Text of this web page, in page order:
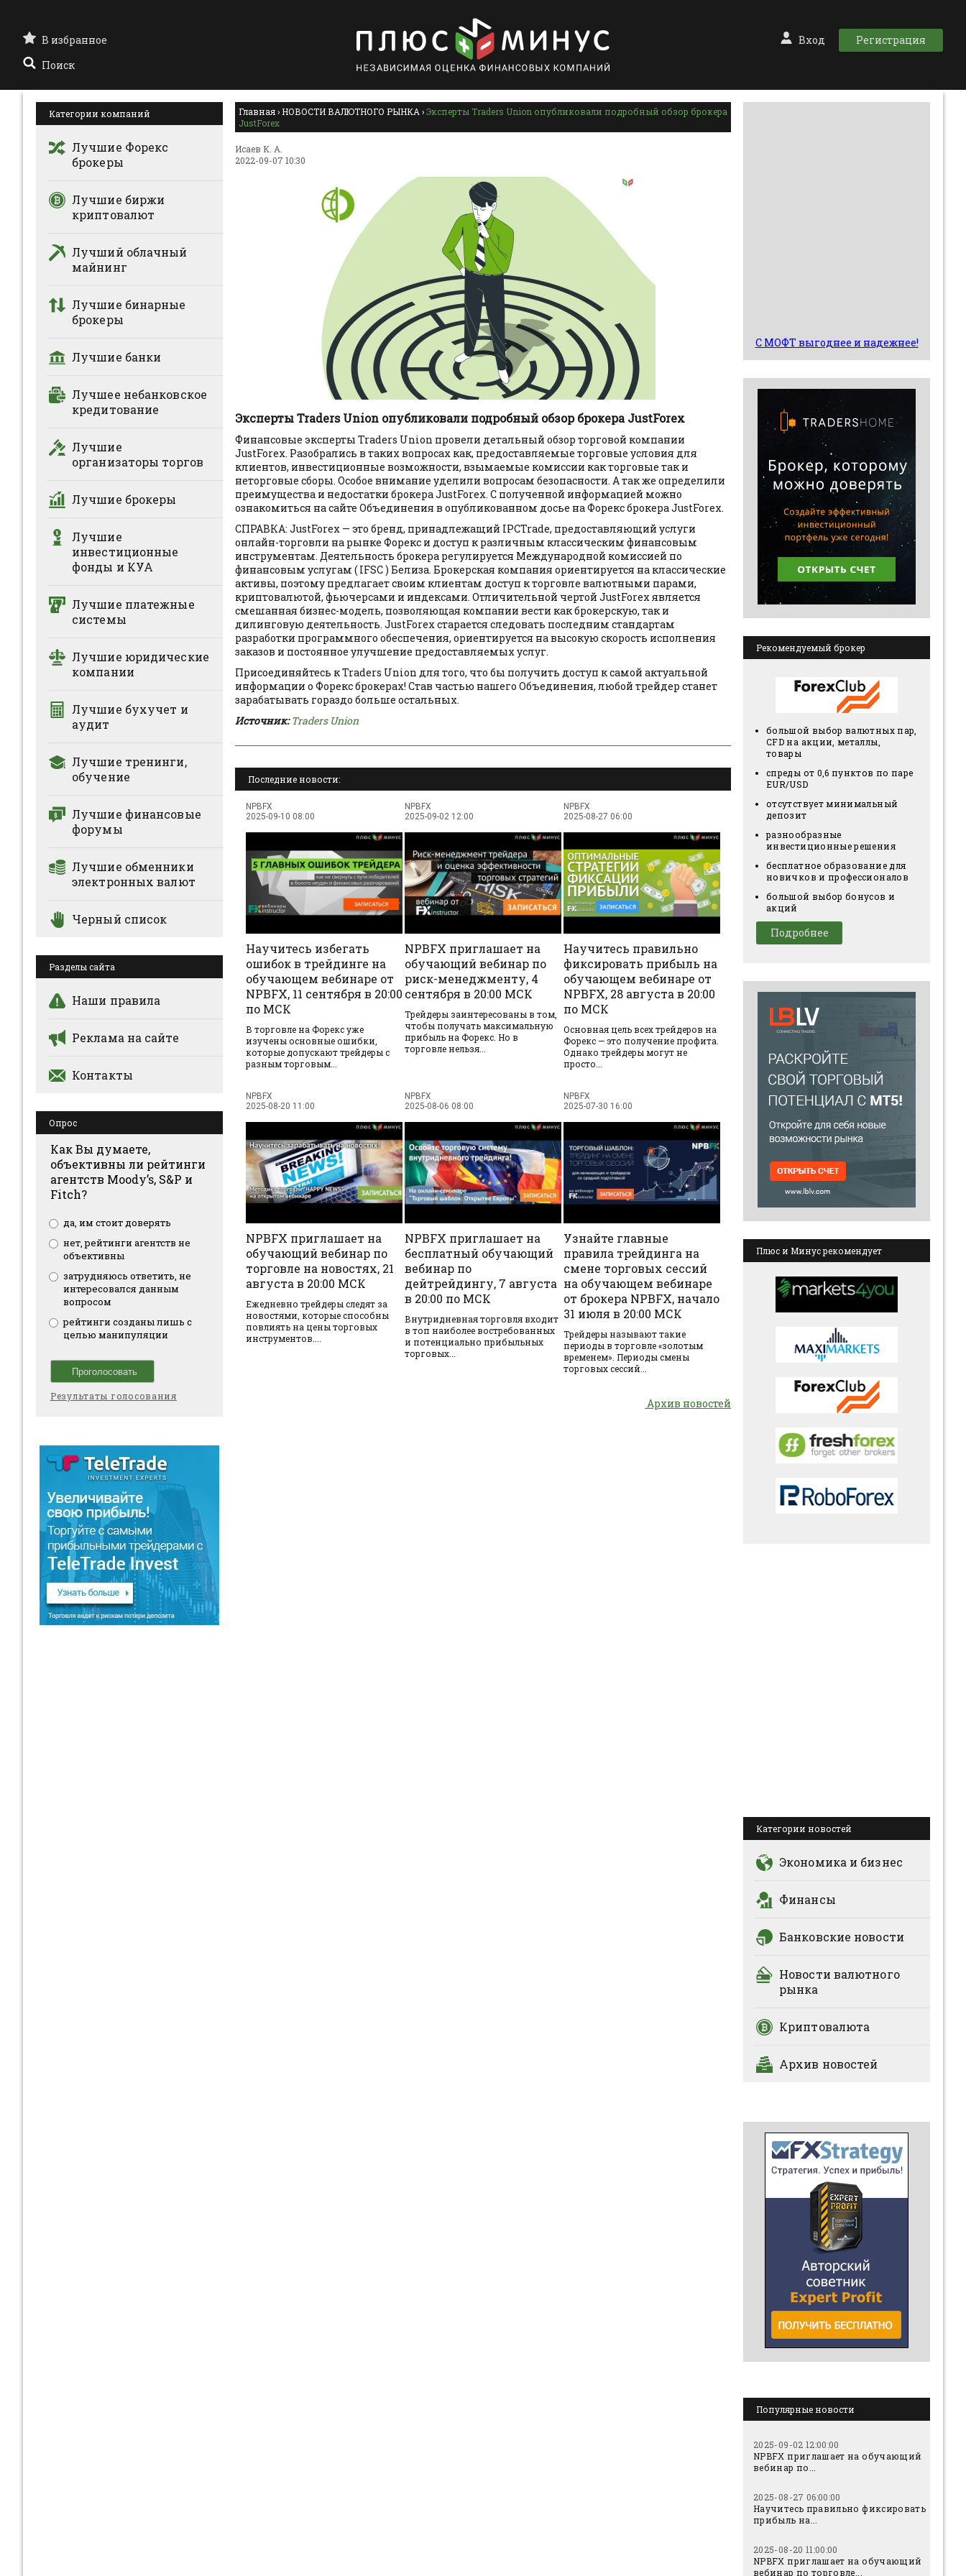
В избранное
Поиск
Вход Регистрация
Категории компаний
Лучшие Форекс
брокеры
Лучшие биржи
криптовалют
Лучший облачный
майнинг
Лучшие бинарные
брокеры
Лучшие банки
Лучшее небанковское
кредитование
Лучшие
организаторы торгов
Лучшие брокеры
Лучшие
инвестиционные
фонды и КУА
Лучшие платежные
системы
Лучшие юридические
компании
Лучшие бухучет и
аудит
Лучшие тренинги,
обучение
Лучшие финансовые
форумы
Лучшие обменники
электронных валют
Черный список
Разделы сайта
Наши правила
Реклама на сайте
Контакты
Опрос
Как Вы думаете,
объективны ли рейтинги
агентств Moody’s, S&P и
Fitch?
да, им стоит доверять
нет, рейтинги агентств не
объективны
затрудняюсь ответить, не
интересовался данным
вопросом
рейтинги созданы лишь с
целью манипуляции
Результаты голосования
Главная›НОВОСТИ ВАЛЮТНОГО РЫНКА ›Эксперты Traders Union опубликовали подробный обзор брокера
JustForex
Исаев К. А.
2022-09-07 10:30
Эксперты Traders Union опубликовали подробный обзор брокера JustForex
Финансовые эксперты Traders Union провели детальный обзор торговой компании
JustForex. Разобрались в таких вопросах как, предоставляемые торговые условия для
клиентов, инвестиционные возможности, взымаемые комиссии как торговые так и
неторговые сборы. Особое внимание уделили вопросам безопасности. А так же определили
преимущества и недостатки брокера JustForex. С полученной информацией можно
ознакомиться на сайте Объединения в опубликованном досье на Форекс брокера JustForex.
СПРАВКА: JustForex — это бренд, принадлежащий IPCTrade, предоставляющий услуги
онлайн-торговли на рынке Форекс и доступ к различным классическим финансовым
инструментам. Деятельность брокера регулируется Международной комиссией по
финансовым услугам ( IFSC ) Белиза. Брокерская компания ориентируется на классические
активы, поэтому предлагает своим клиентам доступ к торговле валютными парами,
криптовалютой, фьючерсами и индексами. Отличительной чертой JustForex является
смешанная бизнес-модель, позволяющая компании вести как брокерскую, так и
дилинговую деятельность. JustForex старается следовать последним стандартам
разработки программного обеспечения, ориентируется на высокую скорость исполнения
заказов и постоянное улучшение предоставляемых услуг.
Присоединяйтесь к Traders Union для того, что бы получить доступ к самой актуальной
информации о Форекс брокерах! Став частью нашего Объединения, любой трейдер станет
зарабатывать гораздо больше остальных.
Источник: Traders Union
Последние новости:
NPBFX
2025-09-10 08:00
Научитесь избегать
ошибок в трейдинге на
обучающем вебинаре от
NPBFX, 11 сентября в 20:00
по МСК
В торговле на Форекс уже
изучены основные ошибки,
которые допускают трейдеры с
разным торговым...
NPBFX
2025-09-02 12:00
NPBFX приглашает на
обучающий вебинар по
риск-менеджменту, 4
сентября в 20:00 МСК
Трейдеры заинтересованы в том,
чтобы получать максимальную
прибыль на Форекс. Но в
торговле нельзя...
NPBFX
2025-08-27 06:00
Научитесь правильно
фиксировать прибыль на
обучающем вебинаре от
NPBFX, 28 августа в 20:00
по МСК
Основная цель всех трейдеров на
Форекс — это получение профита.
Однако трейдеры могут не
просто...
NPBFX
2025-08-20 11:00
NPBFX приглашает на
обучающий вебинар по
торговле на новостях, 21
августа в 20:00 МСК
Ежедневно трейдеры следят за
новостями, которые способны
повлиять на цены торговых
инструментов....
NPBFX
2025-08-06 08:00
NPBFX приглашает на
бесплатный обучающий
вебинар по
дейтрейдингу, 7 августа
в 20:00 по МСК
Внутридневная торговля входит
в топ наиболее востребованных
и потенциально прибыльных
торговых...
NPBFX
2025-07-30 16:00
Узнайте главные
правила трейдинга на
смене торговых сессий
на обучающем вебинаре
от брокера NPBFX, начало
31 июля в 20:00 МСК
Трейдеры называют такие
периоды в торговле «золотым
временем». Периоды смены
торговых сессий...
Архив новостей
С МОФТ выгоднее и надежнее!
Рекомендуемый брокер
большой выбор валютных пар,
CFD на акции, металлы,
товары
спреды от 0,6 пунктов по паре
EUR/USD
отсутствует минимальный
депозит
разнообразные
инвестиционные решения
бесплатное образование для
новичков и профессионалов
большой выбор бонусов и
акций
Подробнее
Плюс и Минус рекомендует
Категории новостей
Экономика и бизнес
Финансы
Банковские новости
Новости валютного
рынка
Криптовалюта
Архив новостей
Популярные новости
2025-09-02 12:00:00
NPBFX приглашает на обучающий
вебинар по...
2025-08-27 06:00:00
Научитесь правильно фиксировать
прибыль на...
2025-08-20 11:00:00
NPBFX приглашает на обучающий
вебинар по торговле...